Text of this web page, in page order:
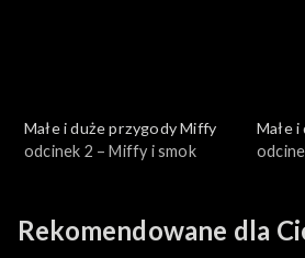
Małe i duże przygody Miffy
odcinek 2 – Miffy i smok
Małe
Rekomendowane dla